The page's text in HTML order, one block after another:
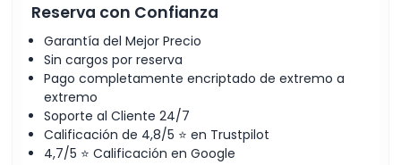
Política de Cancelación
Reserva con Confianza
Garantía del Mejor Precio
Sin cargos por reserva
Pago completamente encriptado de extremo a
extremo
Soporte al Cliente 24/7
Calificación de 4,8/5 ⭐ en Trustpilot
4,7/5 ⭐ Calificación en Google